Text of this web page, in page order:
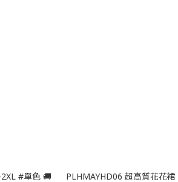
#單色 🚚
PLHMAYHD06 超高質花花